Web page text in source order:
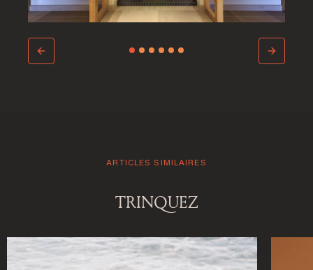
ARTICLES SIMILAIRES
TRINQUEZ